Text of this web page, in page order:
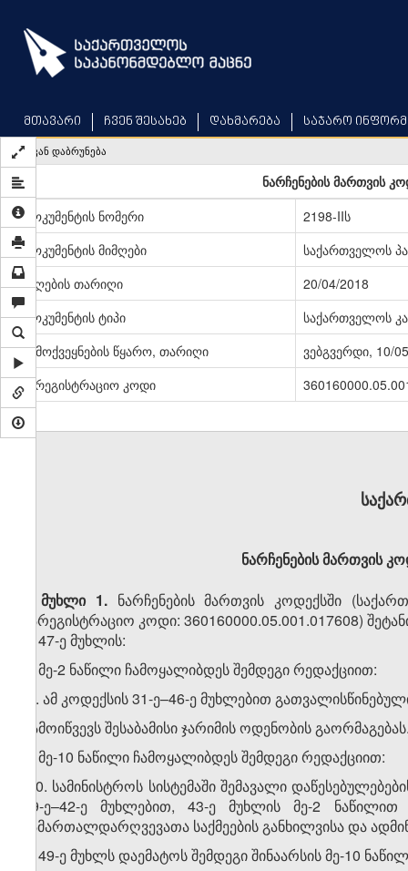
main
content
მთავარი ჩვენ შესახებ დახმარება საჯარო
უკან დაბრუნება
ნარჩენების მართვის
დოკუმენტის ნომერი
2198-IIს
დოკუმენტის მიმღები
საქართველოს
მიღების თარიღი
20/04/2018
დოკუმენტის ტიპი
საქართველოს
გამოქვეყნების წყარო, თარიღი
ვებგვერდი, 10/
სარეგისტრაციო კოდი
ნარჩენების მართვის
მუხლი 1. ნარჩენების მართვის კოდექსში
სარეგისტრაციო კოდი: 360160000.05.001.017608)
1. 47-ე მუხლის:
ა) მე-2 ნაწილი ჩამოყალიბდეს შემდეგი რედაქციით:
„2. ამ კოდექსის 31-ე–46-ე მუხლებით
გამოიწვევს შესაბამისი ჯარიმის ოდენობის
ბ) მე-10 ნაწილი ჩამოყალიბდეს შემდეგი რედაქციით:
„10. სამინისტროს სისტემაში შემავალი
39-ე–42-ე მუხლებით, 43-ე მუხლის მე-2
სამართალდარღვევათა საქმეების განხილვისა და
2. 49-ე მუხლს დაემატოს შემდეგი შინაარსის მე-10